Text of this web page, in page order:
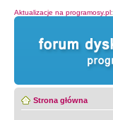
Aktualizacje na programosy.pl:
Strona główna